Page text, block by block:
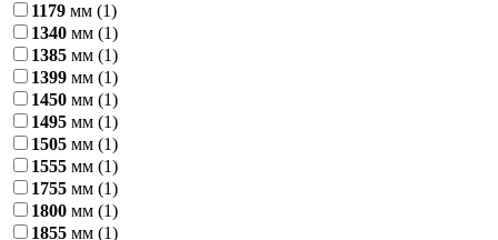
1179 мм (1)
1340 мм (1)
1385 мм (1)
1399 мм (1)
1450 мм (1)
1495 мм (1)
1505 мм (1)
1555 мм (1)
1755 мм (1)
1800 мм (1)
1855 мм (1)